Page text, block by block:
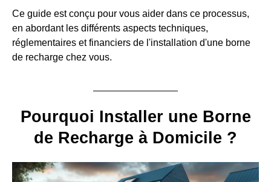
Ce guide est conçu pour vous aider dans ce processus,
en abordant les différents aspects techniques,
réglementaires et financiers de l'installation d'une borne
de recharge chez vous.
Pourquoi Installer une Borne
de Recharge à Domicile ?